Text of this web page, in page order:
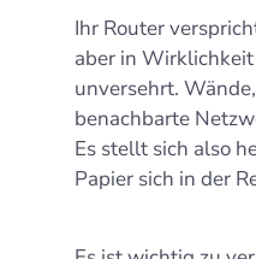
Ihr Router
aber in
unversehrt.
benachbarte
Es stellt sich also
Papier sich in der